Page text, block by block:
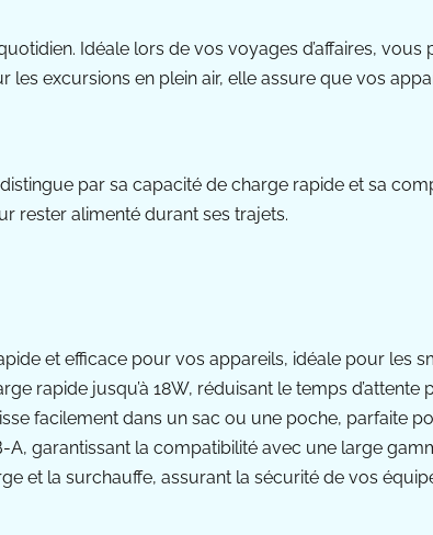
Idéale lors de vos voyages d’affaires,
les excursions en plein air, elle assure que vos
par sa capacité de charge rapide et sa
rester alimenté durant ses trajets.
et efficace pour vos appareils, idéale pour les
rapide jusqu’à 18W, réduisant le temps
facilement dans un sac ou une poche, parfaite
garantissant la compatibilité avec une large
et la surchauffe, assurant la sécurité de vos